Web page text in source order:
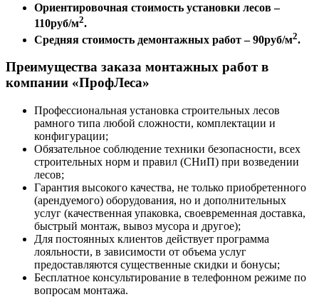
Ориентировочная стоимость установки лесов –
110руб/м2.
Средняя стоимость демонтажных работ – 90руб/м2.
Преимущества заказа монтажных работ в
компании «ПрофЛеса»
Профессиональная установка строительных лесов
рамного типа любой сложности, комплектации и
конфигурации;
Обязательное соблюдение техники безопасности, всех
строительных норм и правил (СНиП) при возведении
лесов;
Гарантия высокого качества, не только приобретенного
(арендуемого) оборудования, но и дополнительных
услуг (качественная упаковка, своевременная доставка,
быстрый монтаж, вывоз мусора и другое);
Для постоянных клиентов действует программа
лояльности, в зависимости от объема услуг
предоставляются существенные скидки и бонусы;
Бесплатное консультирование в телефонном режиме по
вопросам монтажа.